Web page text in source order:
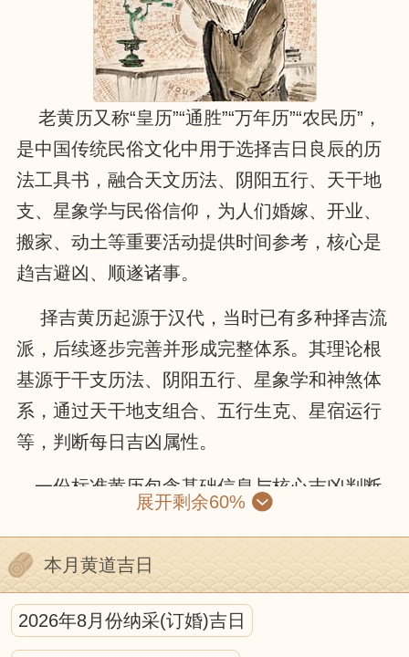
老黄历又称“皇历”“通胜”“万年历”“农民历”，
是中国传统民俗文化中用于选择吉日良辰的历
法工具书，融合天文历法、阴阳五行、天干地
支、星象学与民俗信仰，为人们婚嫁、开业、
搬家、动土等重要活动提供时间参考，核心是
趋吉避凶、顺遂诸事。
择吉黄历起源于汉代，当时已有多种择吉流
派，后续逐步完善并形成完整体系。其理论根
基源于干支历法、阴阳五行、星象学和神煞体
系，通过天干地支组合、五行生克、星宿运行
等，判断每日吉凶属性。
一份标准黄历包含基础信息与核心吉凶判断
两部分。基础信息有公历与农历对照、干支纪
年、节气节日和生肖属相；核心部分则包括黄
道黑道、十二建星、二十八星宿和冲煞信息。
黄道吉日由黄道六神值日，诸事顺遂；黑道凶
日则需谨慎。十二建星循环值日，各有适配场
展开剩余60%
本月黄道吉日
2026年8月份纳采(订婚)吉日